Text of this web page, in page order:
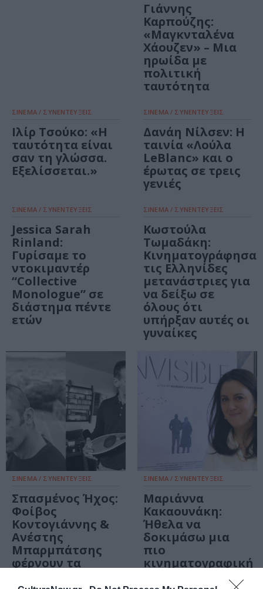
Γιάννης
Καρπούζης:
«Μαγκνταλένα
Χάουζεν» – Μια
ηρωίδα με
πολιτική
ταυτότητα
ΣΙΝΕΜΑ / ΣΥΝΕΝΤΕΥΞΕΙΣ
Ιλίρ Τσούκο: «H
ταυτότητα είναι
σαν τη γλώσσα.
Εξελίσσεται.»
ΣΙΝΕΜΑ / ΣΥΝΕΝΤΕΥΞΕΙΣ
Δανάη Νίλσεν: Η
ταινία «Λούλα
LeBlanc» και ο
έρωτας σε τρεις
γενιές
ΣΙΝΕΜΑ / ΣΥΝΕΝΤΕΥΞΕΙΣ
Jessica Sarah
Rinland:
Γυρίσαμε το
ντοκιμαντέρ
“Collective
Monologue” σε
διάστημα πέντε
ετών
ΣΙΝΕΜΑ / ΣΥΝΕΝΤΕΥΞΕΙΣ
Κωστούλα
Τωμαδάκη:
Κινηματογράφησα
τις Ελληνίδες
μετανάστριες για
να δείξω σε
όλους ότι
υπήρξαν αυτές οι
γυναίκες
ΣΙΝΕΜΑ / ΣΥΝΕΝΤΕΥΞΕΙΣ
Σπασμένος Ήχος:
Φοίβος
Κοντογιάννης &
Ανέστης
Μπαρμπάτσης
φέρνουν τα
ΣΙΝΕΜΑ / ΣΥΝΕΝΤΕΥΞΕΙΣ
Μαριάννα
Κακαουνάκη:
Ήθελα να
δοκιμάσω μια
πιο
κινηματογραφική
προσέγγιση στην